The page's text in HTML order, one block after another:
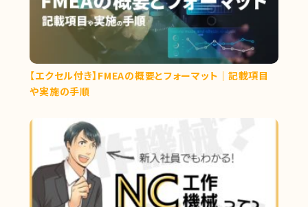
【エクセル付き】FMEAの概要とフォーマット｜記載項目
や実施の手順